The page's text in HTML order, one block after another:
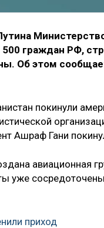
500 граждан РФ,
Об этом
покинули
Ашраф Гани
авиационная
уже
приход